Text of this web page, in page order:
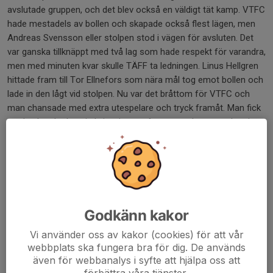
avslutade gruppen, och det blev också en väldigt tät kamp. VTFC
hade mestadels av bollen och skapade också flest lägen, men
Andreas Svensson eller stolpen stod i vägen för avsluten. Det
var ganska tillknäppt med två lag som hade respekt för varandra,
men med minuten kvar skulle TÄFF ta ledningen. Linus Hellgren
hittade fram till Tor Ellnefors som nära mål tog emot bollen och
lade in den lågt vid stolpen. Nu var det bråttom för VTFC och
man chansade med extra utespelare och tryck framåt. Man fick
med sekunder kvar in kvitteringen efter tre avslut varav det sista
hittade målet. Därmed blev det straffar och VTFC fick ett tidigt
övertag då TÄFF missade sin första straff. Men TÄFF kom
tillbaka när Andreas Svensson räddade den tredje och vad som
kunde blivit den avgörande straffen från VTFC. Framme i den
femte straffomgången gjorde han samma sak och nu fick
iskall i sitt utförande och TÄFF var klara för en guldmatch mot
Fritsla.
Final : TÄFF - Fritsla IF
Godkänn kakor
Vi använder oss av kakor (cookies) för att vår
webbplats ska fungera bra för dig. De används
även för webbanalys i syfte att hjälpa oss att